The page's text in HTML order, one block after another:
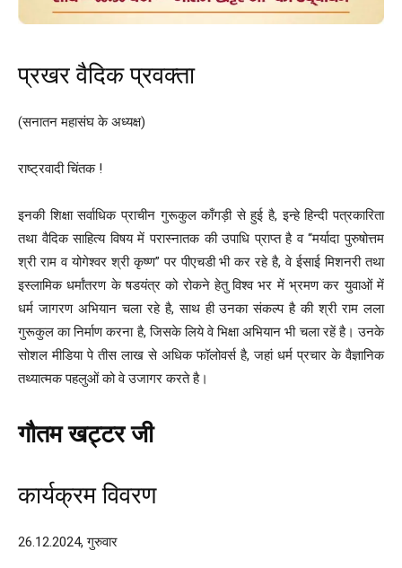
प्रखर वैदिक प्रवक्ता
(सनातन महासंघ के अध्यक्ष)
राष्ट्रवादी चिंतक !
इनकी शिक्षा सर्वाधिक प्राचीन गुरूकुल काँगड़ी से हुई है, इन्हे हिन्दी पत्रकारिता
तथा वैदिक साहित्य विषय में परास्नातक की उपाधि प्राप्त है व “मर्यादा पुरुषोत्तम
श्री राम व योगेश्वर श्री कृष्ण” पर पीएचडी भी कर रहे है, वे ईसाई मिशनरी तथा
इस्लामिक धर्मांतरण के षडयंत्र को रोकने हेतु विश्व भर में भ्रमण कर युवाओं में
धर्म जागरण अभियान चला रहे है, साथ ही उनका संकल्प है की श्री राम लला
गुरूकुल का निर्माण करना है, जिसके लिये वे भिक्षा अभियान भी चला रहें है। उनके
सोशल मीडिया पे तीस लाख से अधिक फॉलोवर्स है, जहां धर्म प्रचार के वैज्ञानिक
तथ्यात्मक पहलुओं को वे उजागर करते है।
गौतम खट्टर जी
कार्यक्रम विवरण
26.12.2024, गुरुवार